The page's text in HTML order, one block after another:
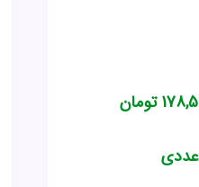
تومان